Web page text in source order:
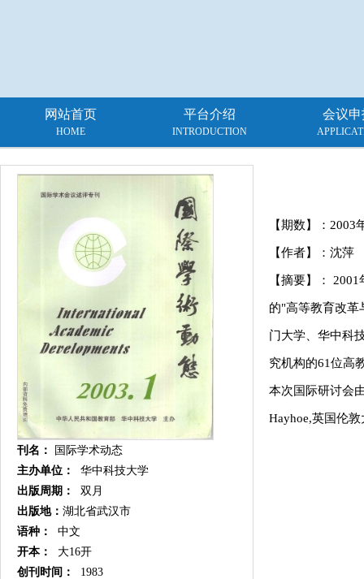
网站首页
HOME
平台介绍
INTRODUCTION
会议申
刊名：
国际学术动态
主办单位：
华中科技大学
出版周期：
双月
出版地： 湖北省武汉市
语种：
中文
开本：
大16开
创刊时间：
1983
【期数】： 2003
【作者】：沈萍
【摘要】：
的"高等教育改革
门大学、华中科
究机构的61位高
本次国际研讨会
Hayhoe,英国伦